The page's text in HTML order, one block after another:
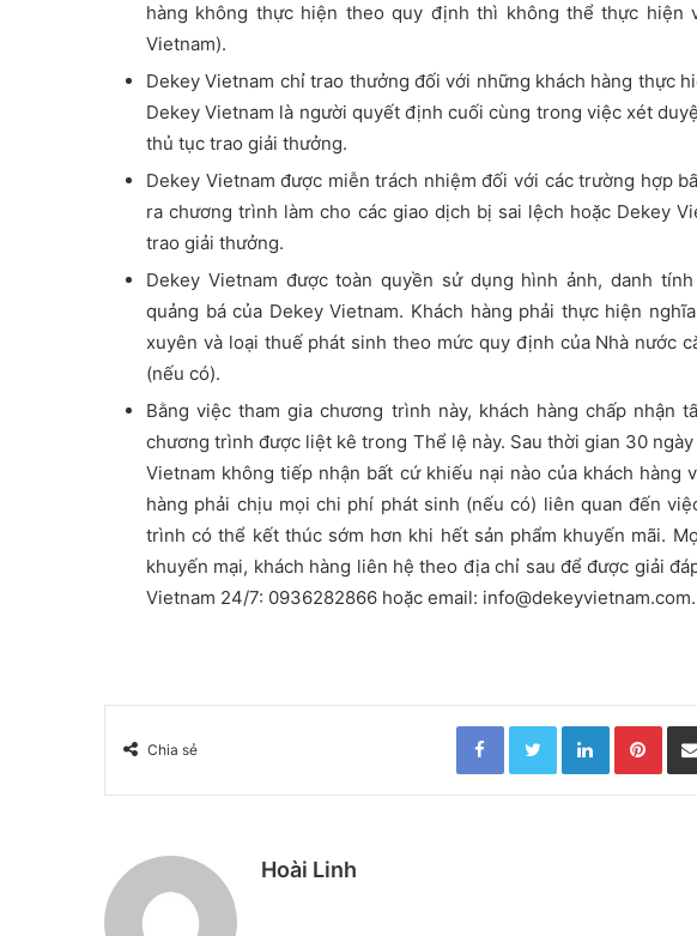
hàng không thực hiện theo quy định thì không thể thực hiện
Vietnam).
Dekey Vietnam chỉ trao thưởng đối với những khách hàng thực
Dekey Vietnam là người quyết định cuối cùng trong việc xét
thủ tục trao giải thưởng.
Dekey Vietnam được miễn trách nhiệm đối với các trường hợp
ra chương trình làm cho các giao dịch bị sai lệch hoặc Dekey
trao giải thưởng.
Dekey Vietnam được toàn quyền sử dụng hình ảnh, danh
quảng bá của Dekey Vietnam. Khách hàng phải thực hiện
xuyên và loại thuế phát sinh theo mức quy định của Nhà nước
(nếu có).
Bằng việc tham gia chương trình này, khách hàng chấp nhận
chương trình được liệt kê trong Thể lệ này. Sau thời gian 30
Vietnam không tiếp nhận bất cứ khiếu nại nào của khách hàng
hàng phải chịu mọi chi phí phát sinh (nếu có) liên quan đến
trình có thể kết thúc sớm hơn khi hết sản phẩm khuyến mãi.
khuyến mại, khách hàng liên hệ theo địa chỉ sau để được giải
Vietnam 24/7: 0936282866 hoặc email: info@dekeyvietnam.com.
Chia sẻ
Facebook Twitter LinkedIn Pinterest
Hoài Linh